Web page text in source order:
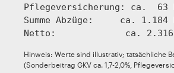
Pflegeversicherung: ca.  63
Summe Abzüge:     ca. 1.184
Netto:             ca. 2.316
Hinweis: Werte sind illustrativ; tatsächliche
(Sonderbeitrag GKV ca. 1,7-2,0%,